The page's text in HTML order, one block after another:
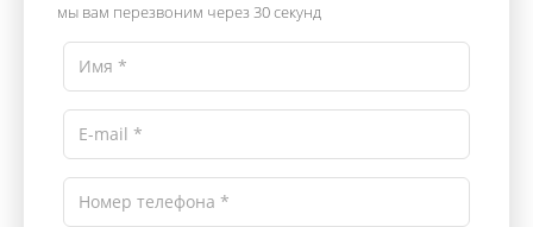
мы вам перезвоним через 30 секунд